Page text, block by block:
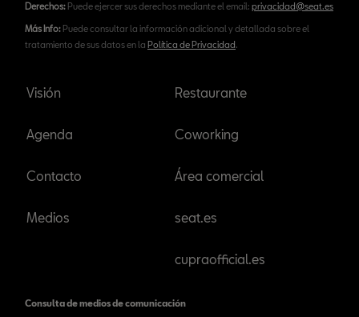
Derechos: Puede ejercer sus derechos mediante el email: privacidad@seat.es
Más Info: Puede consultar la información adicional y detallada sobre el
tratamiento de sus datos en la Política de Privacidad.
Visión
Agenda
Contacto
Medios
Restaurante
Coworking
Área comercial
seat.es
cupraofficial.es
Consulta de medios de comunicación